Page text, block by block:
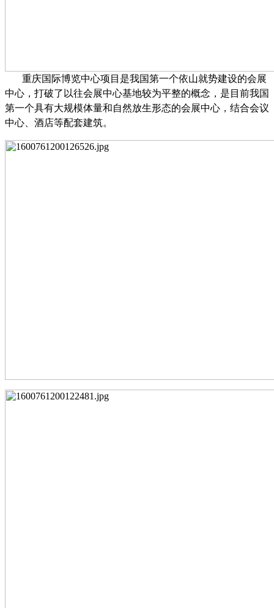
重庆国际博览中心项目是我国第一个依山就势建设的会展
中心，打破了以往会展中心基地较为平整的概念，是目前我国
第一个具有大规模体量和自然放生形态的会展中心，结合会议
中心、酒店等配套建筑。